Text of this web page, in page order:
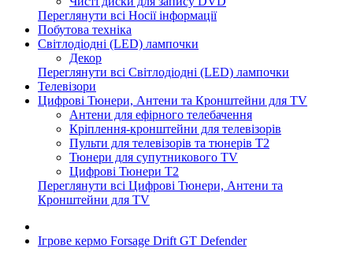
Переглянути всі Носії інформації
Побутова техніка
Світлодіодні (LED) лампочки
Декор
Переглянути всі Світлодіодні (LED) лампочки
Телевізори
Цифрові Тюнери, Антени та Кронштейни для TV
Антени для ефірного телебачення
Кріплення-кронштейни для телевізорів
Пульти для телевізорів та тюнерів T2
Тюнери для супутникового TV
Цифрові Тюнери T2
Переглянути всі Цифрові Тюнери, Антени та
Кронштейни для TV
Ігрове кермо Forsage Drift GT Defender